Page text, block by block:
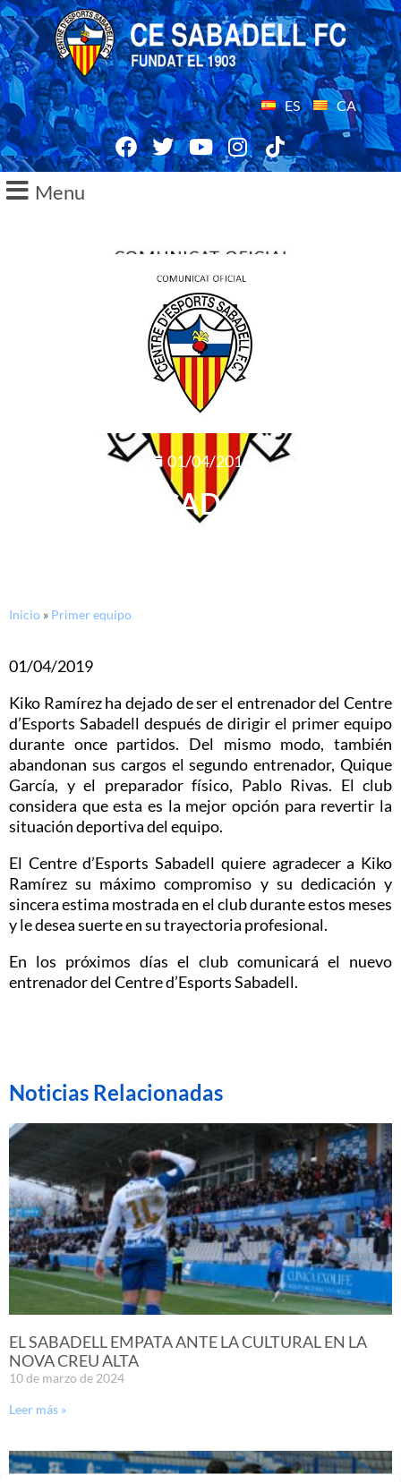
ES CA
Menu
01/04/2019
COMUNICADO OFICIAL
Inicio » Primer equipo
01/04/2019
Kiko Ramírez ha dejado de ser el entrenador del Centre
d’Esports Sabadell después de dirigir el primer equipo
durante once partidos. Del mismo modo, también
abandonan sus cargos el segundo entrenador, Quique
García, y el preparador físico, Pablo Rivas. El club
considera que esta es la mejor opción para revertir la
situación deportiva del equipo.
El Centre d’Esports Sabadell quiere agradecer a Kiko
Ramírez su máximo compromiso y su dedicación y
sincera estima mostrada en el club durante estos meses
y le desea suerte en su trayectoria profesional.
En los próximos días el club comunicará el nuevo
entrenador del Centre d’Esports Sabadell.
Noticias Relacionadas
EL SABADELL EMPATA ANTE LA CULTURAL EN LA
NOVA CREU ALTA
10 de marzo de 2024
Leer más »